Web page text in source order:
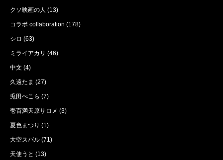
クソ映画の人 (13)
コラボ collaboration (178)
シロ (63)
ミライアカリ (46)
中文 (4)
久遠たま (27)
兎田ぺこら (7)
壱百満天原サロメ (3)
夏色まつり (1)
大空スバル (71)
天使うと (13)